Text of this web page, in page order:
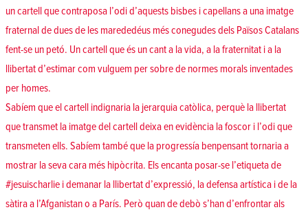
un cartell que contraposa l’odi d’aquests bisbes i capellans a una imatge
fraternal de dues de les marededéus més conegudes dels Països Catalans
fent-se un petó. Un cartell que és un cant a la vida, a la fraternitat i a la
llibertat d’estimar com vulguem per sobre de normes morals inventades
per homes.
Sabíem que el cartell indignaria la jerarquia catòlica, perquè la llibertat
que transmet la imatge del cartell deixa en evidència la foscor i l’odi que
transmeten ells. Sabíem també que la progressía benpensant tornaria a
mostrar la seva cara més hipòcrita. Els encanta posar-se l’etiqueta de
#jesuischarlie i demanar la llibertat d’expressió, la defensa artística i de la
sàtira a l’Afganistan o a París. Però quan de debò s’han d’enfrontar als